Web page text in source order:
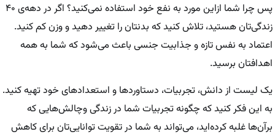
پس چرا شما ازاین مورد به نفع خود استفاده نمی‌کنید؟ اگر در دهه‌ی ۴۰
زندگی‌تان هستید، تلاش کنید که بدنتان را تغییر دهید و وزن کم کنید.
اعتماد به نفس تازه و جذابیت جنسی باعث می‌شود که شما به همه
اهدافتان برسید.
یک لیست از دانش، تجربیات، دستاورد‌ها و استعداد‌های خود تهیه کنید.
به این فکر کنید که چگونه تجربیات شما در زندگی وچالش‌هایی که
برآن‌ها غلبه کرده‌اید، می‌تواند به شما در تقویت توانایی‌تان برای کاهش